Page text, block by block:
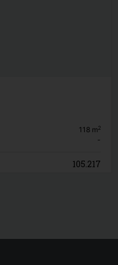
118 m2
-
105.217